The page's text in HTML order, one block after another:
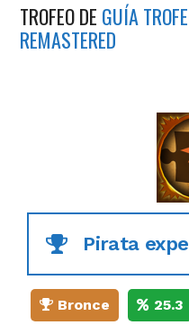
TROFEO DE GUÍA
REMASTERED
Pirata
Bronce 25.3